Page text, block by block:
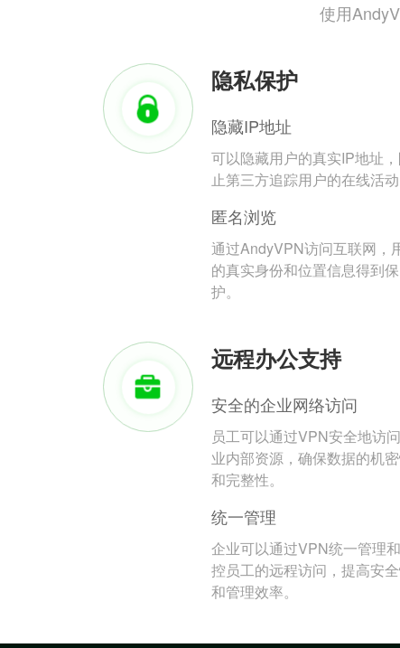
使用
隐私保护
隐藏IP地址
可以隐藏用户的真实IP地址
止第三方追踪用户的在线活动
匿名浏览
通过AndyVPN访问互联网，
的真实身份和位置信息得到保
护。
远程办公支持
安全的企业网络访问
员工可以通过VPN安全地访
业内部资源，确保数据的机
和完整性。
统一管理
企业可以通过VPN统一管理
控员工的远程访问，提高安
和管理效率。